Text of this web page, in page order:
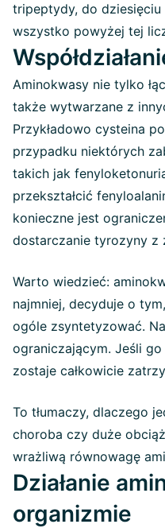
tripeptydy, do
wszystko powyżej tej
Aminokwasy nie tylko
także wytwarzane z
Przykładowo cysteina
przypadku niektórych
takich jak
przekształcić
konieczne jest
dostarczanie tyrozyny z
Warto wiedzieć:
najmniej, decyduje o
ogóle zsyntetyzować.
ograniczającym. Jeśli go
zostaje całkowicie
To tłumaczy, dlaczego
choroba czy duże
wrażliwą równowagę
Działanie
organizmie